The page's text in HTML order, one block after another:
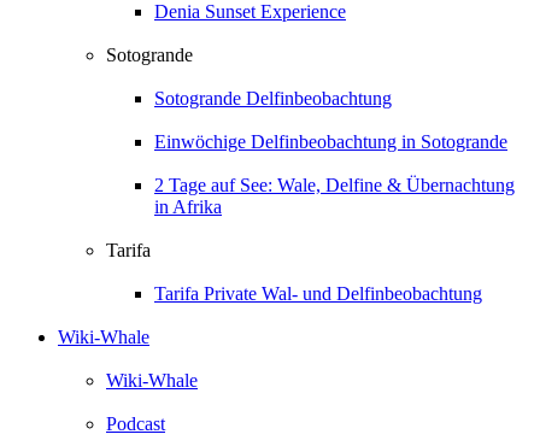
Denia Sunset Experience
Sotogrande
Sotogrande Delfinbeobachtung
Einwöchige Delfinbeobachtung in Sotogrande
2 Tage auf See: Wale, Delfine & Übernachtung
in Afrika
Tarifa
Tarifa Private Wal- und Delfinbeobachtung
Wiki-Whale
Wiki-Whale
Podcast